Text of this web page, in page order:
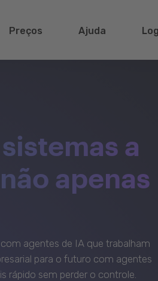
Preços Ajuda
a
apenas
agentes de IA que trabalham
para o futuro com agentes
rápido sem perder o controle.